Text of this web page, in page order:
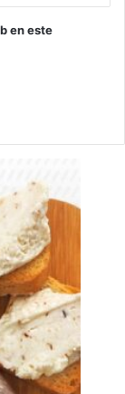
en este